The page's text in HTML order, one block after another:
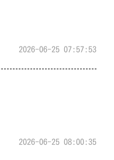
2026-06-25 07:57:53
2026-06-25 08:00:35